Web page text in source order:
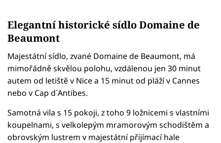
Elegantní historické sídlo Domaine de
Beaumont
Majestátní sídlo, zvané Domaine de Beaumont, má
mimořádně skvělou polohu, vzdálenou jen 30 minut
autem od letiště v Nice a 15 minut od pláží v Cannes
nebo v Cap d´Antibes.
Samotná vila s 15 pokoji, z toho 9 ložnicemi s vlastními
koupelnami, s velkolepým mramorovým schodištěm a
obrovským lustrem v majestátní přijímací hale